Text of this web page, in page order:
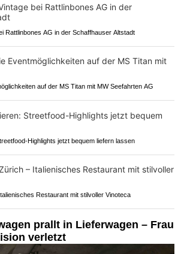
Rattlinbones AG in der Schaffhauser Altstadt
auf der MS Titan mit MW Seefahrten AG
Highlights jetzt bequem liefern lassen
Restaurant mit stilvoller Vinoteca
prallt in Lieferwagen – Frau
verletzt